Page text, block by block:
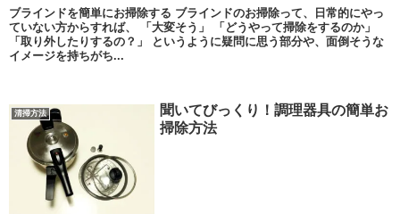
ブラインドを簡単にお掃除する ブラインドのお掃除って、日常的にやっ
ていない方からすれば、 「大変そう」 「どうやって掃除をするのか」
「取り外したりするの？」 というように疑問に思う部分や、面倒そうな
イメージを持ちがち...
清掃方法
聞いてびっくり！調理器具の簡単お
掃除方法